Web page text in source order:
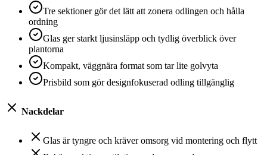
Tre sektioner gör det lätt att zonera odlingen och hålla
ordning
Glas ger starkt ljusinsläpp och tydlig överblick över
plantorna
Kompakt, väggnära format som tar lite golvyta
Prisbild som gör designfokuserad odling tillgänglig
Nackdelar
Glas är tyngre och kräver omsorg vid montering och flytt